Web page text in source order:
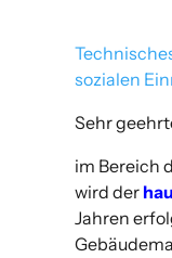
sozialen
Sehr
im Bereich
wird der
Jahren